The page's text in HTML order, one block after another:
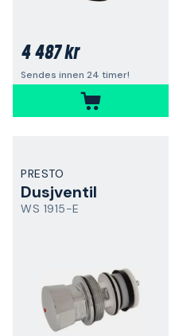
4 487 kr
Sendes innen 24 timer!
PRESTO
Dusjventil
WS 1915-E